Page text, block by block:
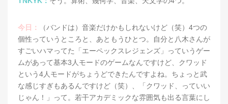
今日：
（バンドは）音楽だけかもしれないけど（笑）4つの
個性っていうところと、あともうひとつ。自分と八木さんが
すごいハマってた「エーペックスレジェンズ」っていうゲー
ムがあって基本3人モードのゲームなんですけど、クワッド
という4人モードがちょうどできたんですよね。ちょっと武
な感じすぎもあるんですけど（笑）、「クワッド、っていい
じゃん！」って。若干アカデミックな雰囲気も出る言葉にし